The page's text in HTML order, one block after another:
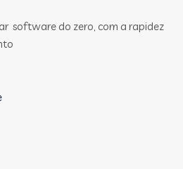
software do zero, com a rapidez